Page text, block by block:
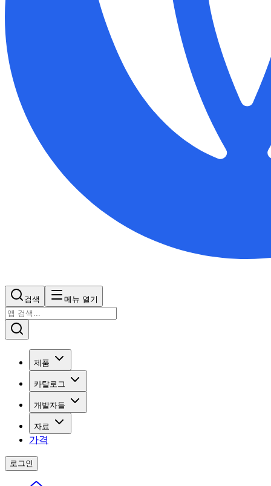
검색 메뉴 열기
제품
카탈로그
개발자들
자료
가격
로그인